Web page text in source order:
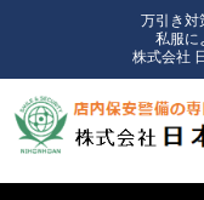
万引き対
私服に
株式会社